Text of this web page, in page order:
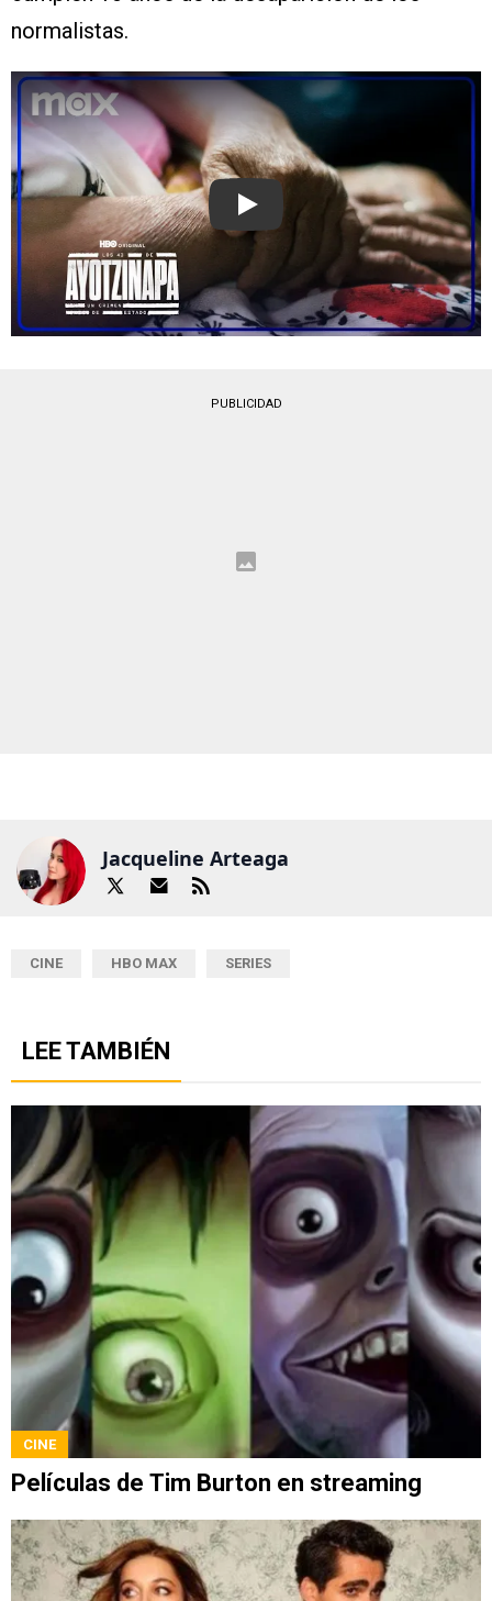
normalistas.
Play
PUBLICIDAD
Jacqueline Arteaga
CINE HBO MAX SERIES
LEE TAMBIÉN
CINE
Películas de Tim Burton en streaming